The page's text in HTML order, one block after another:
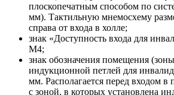
плоскопечатным способом по
мм). Тактильную мнемосхему
справа от входа в холле;
знак «Доступность входа для
М4;
знак обозначения помещения
индукционной петлей для
мм. Располагается перед входом
с зоной, в которых установлена